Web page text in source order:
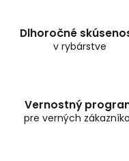
Dlhoročné
v rybárstve
Vernostný
pre verných